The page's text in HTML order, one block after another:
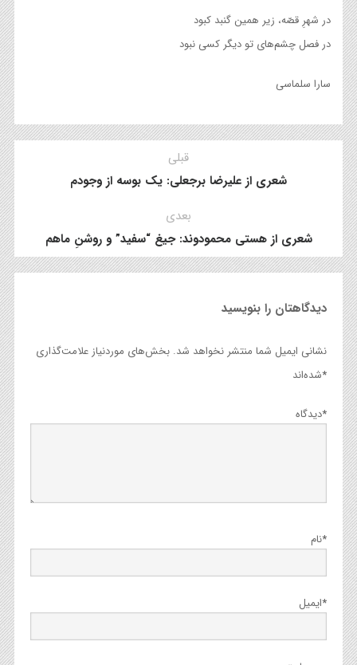
در شهرِ قصّه، زیر همین گنبد کبود
در فصل چشم‌های تو دیگر کسی نبود
سارا سلماسی
قبلی
شعری از علیرضا برجعلی: یک بوسه از وجودم
بعدی
شعری از هستی محمودوند: جیغ “سفید” و روشنِ ماهم
دیدگاهتان را بنویسید
نشانی ایمیل شما منتشر نخواهد شد. بخش‌های موردنیاز علامت‌گذاری
شده‌اند*
دیدگاه*
نام*
ایمیل*